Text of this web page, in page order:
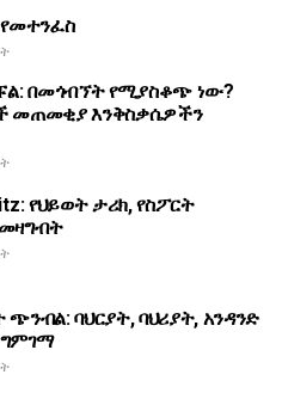
በመጎብኘት የሚያስቆጭ ነው?
መጠመቂያ እንቅስቃሴዎችን
የህይወት ታሪክ, የስፖርት
ባህርያት, ባህሪያት, አንዳንድ